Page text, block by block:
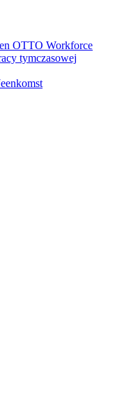
OTTO Workforce
tymczasowej